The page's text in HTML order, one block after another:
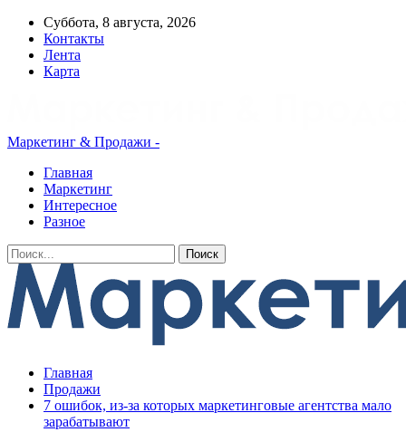
Суббота, 8 августа, 2026
Контакты
Лента
Карта
Маркетинг & Продажи -
Главная
Маркетинг
Интересное
Разное
Главная
Продажи
7 ошибок, из-за которых маркетинговые агентства мало
зарабатывают